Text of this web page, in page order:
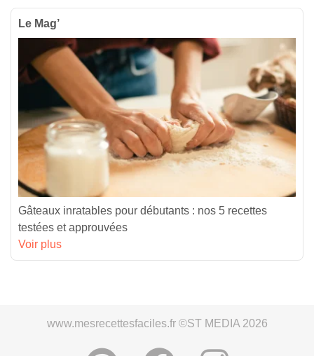
Le Mag’
Gâteaux inratables pour débutants : nos 5 recettes
testées et approuvées
Voir plus
www.mesrecettesfaciles.fr ©ST MEDIA 2026